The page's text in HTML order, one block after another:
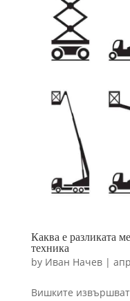
Каква е разликата
техника
by Иван Начев|
Вишките